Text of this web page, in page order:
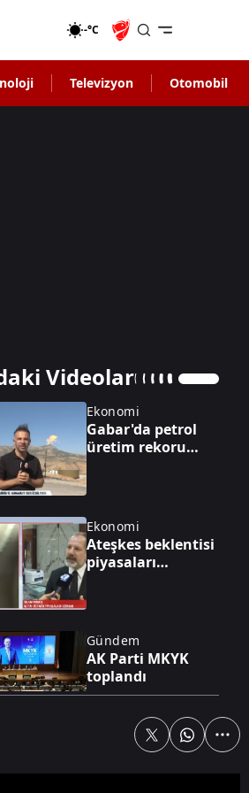
-°C
Televizyon Otomobil
Videolar
Ekonomi
Gabar'da petrol
üretim rekoru
Ekonomi
Ateşkes beklentisi
piyasaları
Gündem
AK Parti MKYK
toplandı
İsrail mahkemesi